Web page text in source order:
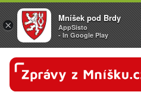
×
Mníšek pod Brdy
AppSisto
- In Google Play